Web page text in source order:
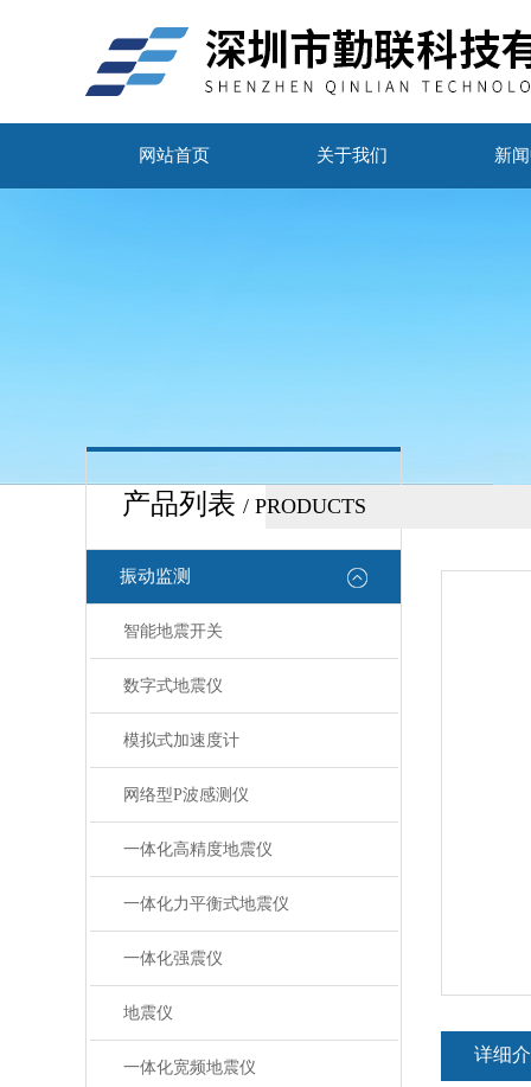
网站首页 关于我们 新
产品列表 / PRODUCTS
振动监测
智能地震开关
数字式地震仪
模拟式加速度计
网络型P波感测仪
一体化高精度地震仪
一体化力平衡式地震仪
一体化强震仪
地震仪
一体化宽频地震仪
详细